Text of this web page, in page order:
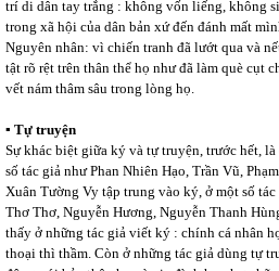
trí di dân tay trắng : không vốn liếng, không
trong xã hội của dân bản xứ đến đánh mất
Nguyên nhân: vì chiến tranh đã lướt qua và
tật rõ rệt trên thân thể họ như đã làm què cụt
vết nám thâm sâu trong lòng họ.
▪ Tự truyện
Sự khác biệt giữa ký và tự truyện, trước hết,
số tác giả như Phan Nhiên Hạo, Trần Vũ,
Xuân Tường Vy tập trung vào ký, ở một số
Thơ Thơ, Nguyễn Hương, Nguyễn Thanh
thấy ở những tác giả viết ký : chính cá nhân
thoại thì thầm. Còn ở những tác giả dùng tự